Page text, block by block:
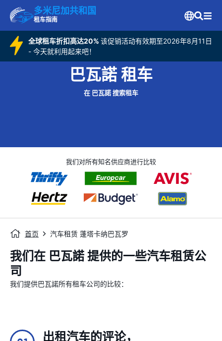
多米尼加共和国
租车指南
全球租车折扣高达20% 该促销活动有效期至2026年8月11日
- 今天就利用起来吧！
巴瓦諾 租车
在 巴瓦諾 搜索租车
我们对所有知名供应商进行比较
首页 汽车租赁 蓬塔卡纳巴瓦罗
我们在 巴瓦諾 提供的一些汽车租赁公
司
我们提供巴瓦諾所有租车公司的比较：
出租汽车的评论，